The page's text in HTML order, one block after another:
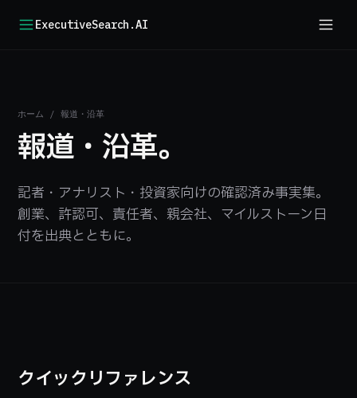
ExecutiveSearch.AI
ホーム / 報道・沿革
報道・沿革。
記者・アナリスト・投資家向けの確認済み事実集。
創業、許認可、責任者、親会社、マイルストーン日
付を出典とともに。
クイックリファレンス